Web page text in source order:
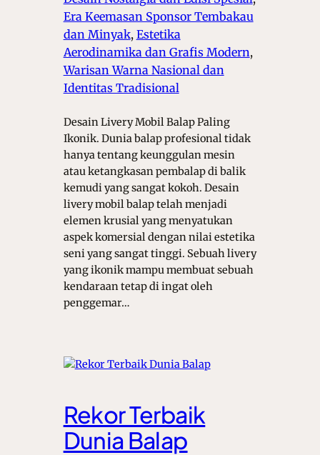
Era Keemasan Sponsor Tembakau
dan Minyak, Estetika
Aerodinamika dan Grafis Modern ,
Warisan Warna Nasional dan
Identitas Tradisional
Desain Livery Mobil Balap Paling
Ikonik. Dunia balap profesional tidak
hanya tentang keunggulan mesin
atau ketangkasan pembalap di balik
kemudi yang sangat kokoh. Desain
livery mobil balap telah menjadi
elemen krusial yang menyatukan
aspek komersial dengan nilai estetika
seni yang sangat tinggi. Sebuah livery
yang ikonik mampu membuat sebuah
kendaraan tetap di ingat oleh
penggemar…
Rekor Terbaik
Dunia Balap